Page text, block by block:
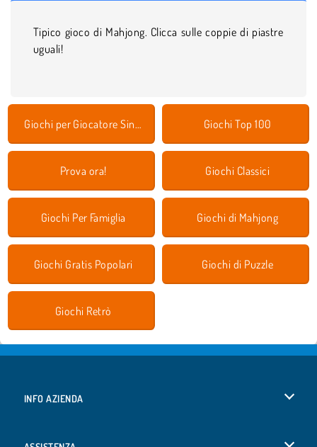
Tipico gioco di Mahjong. Clicca sulle coppie di piastre
uguali!
Giochi per Giocatore Singolo Giochi Top 100
Prova ora! Giochi Classici
Giochi Per Famiglia Giochi di Mahjong
Giochi Gratis Popolari Giochi di Puzzle
Giochi Retrò
INFO AZIENDA